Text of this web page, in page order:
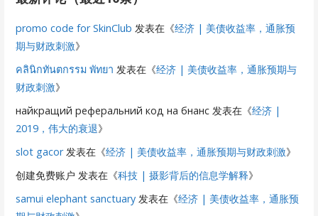
promo code for SkinClub 发表在《经济 | 美债收益率，通胀预
期与财政刺激》
คลินิกทันตกรรม พัทยา 发表在《经济 | 美债收益率，通胀预期与
财政刺激》
найкращий реферальний код на бнанс 发表在《经济 |
2019，伟大的衰退》
slot gacor发表在《经济 | 美债收益率，通胀预期与财政刺激》
创建免费账户 发表在《科技 | 摄影背后的信息学解释》
samui elephant sanctuary 发表在《经济 | 美债收益率，通胀预